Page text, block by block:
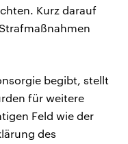
Kurz darauf
begibt, stellt
für weitere
Feld wie der
des